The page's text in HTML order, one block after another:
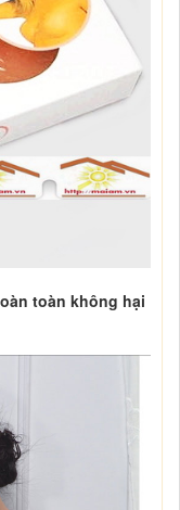
toàn không hại